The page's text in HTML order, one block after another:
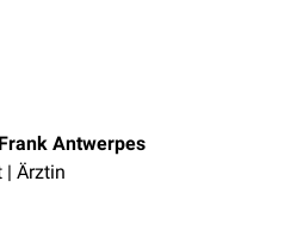
Antwerpes
| Ärztin